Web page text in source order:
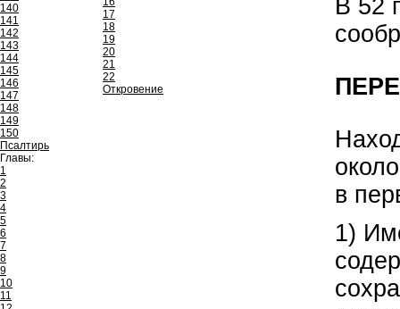
140
141
142
143
144
145
146
147
148
149
150
Псалтирь
Главы:
1
2
3
4
5
6
7
8
9
10
11
17
18
19
20
21
22
Откровение
В 52
в
1)